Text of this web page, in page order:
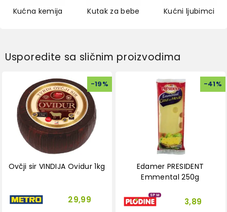
Kućna kemija Kutak za bebe Kućni ljubimci
Usporedite sa sličnim proizvodima
-19%
Ovčji sir VINDIJA Ovidur 1kg
29,99
-41%
Edamer PRESIDENT
Emmental 250g
SPM
3,89